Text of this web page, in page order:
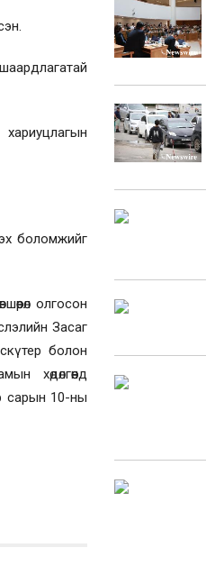
боломжийг
олгосон
Засаг
болон
хөдөлгөөнд
сарын 10-ны